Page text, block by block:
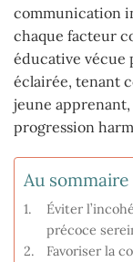
communication
chaque facteur
éducative vécue
éclairée, tenant
jeune
progression
Au
Éviter
précoce
Favoriser la